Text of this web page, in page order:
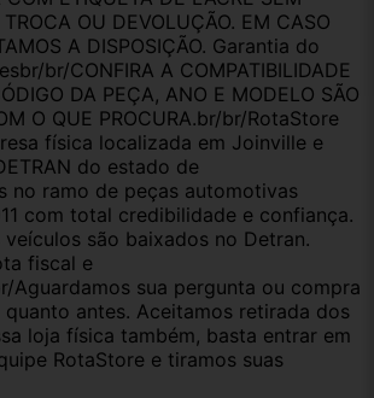
OU DEVOLUÇÃO. EM CASO
A DISPOSIÇÃO. Garantia do
br/CONFIRA A COMPATIBILIDADE
DA PEÇA, ANO E MODELO SÃO
O QUE PROCURA.br/br/RotaStore
física localizada em Joinville e
do estado de
no ramo de peças automotivas
com total credibilidade e confiança.
são baixados no Detran.
fiscal e
Aguardamos sua pergunta ou compra
antes. Aceitamos retirada dos
loja física também, basta entrar em
RotaStore e tiramos suas